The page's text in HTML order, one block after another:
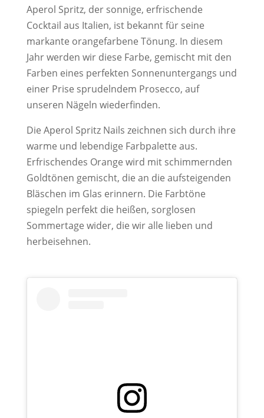
Aperol Spritz, der sonnige, erfrischende
Cocktail aus Italien, ist bekannt für seine
markante orangefarbene Tönung. In diesem
Jahr werden wir diese Farbe, gemischt mit den
Farben eines perfekten Sonnenuntergangs und
einer Prise sprudelndem Prosecco, auf
unseren Nägeln wiederfinden.
Die Aperol Spritz Nails zeichnen sich durch ihre
warme und lebendige Farbpalette aus.
Erfrischendes Orange wird mit schimmernden
Goldtönen gemischt, die an die aufsteigenden
Bläschen im Glas erinnern. Die Farbtöne
spiegeln perfekt die heißen, sorglosen
Sommertage wider, die wir alle lieben und
herbeisehnen.